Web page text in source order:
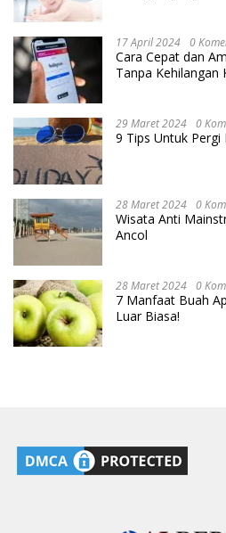
17 April 2024 0
Cara Cepat dan
Tanpa Kehilangan
29 Maret 2024 0
9 Tips Untuk
28 Maret 2024 0
Wisata Anti
Ancol
28 Maret 2024 0
7 Manfaat Buah
Luar Biasa!